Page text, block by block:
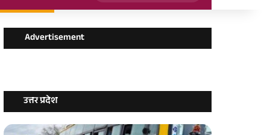
for
Advertisement
उत्तर प्रदेश